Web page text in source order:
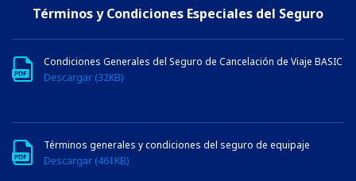
Términos y Condiciones Especiales del Seguro
Condiciones Generales del Seguro de Cancelación de Viaje BASIC
Descargar (32KB)
Términos generales y condiciones del seguro de equipaje
Descargar (461KB)